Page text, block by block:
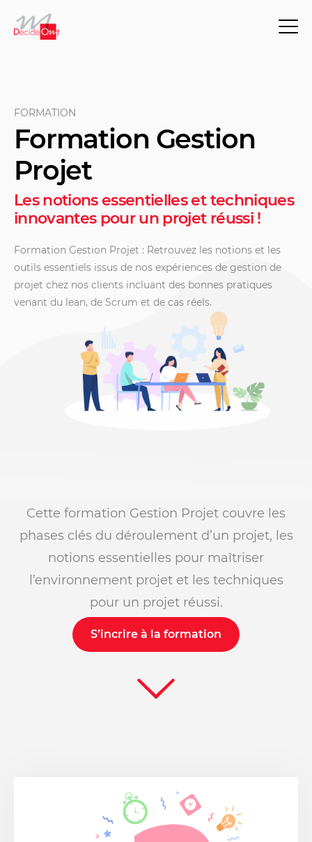
FORMATION
Formation Gestion
Projet
Les notions essentielles et techniques
innovantes pour un projet réussi !
Formation Gestion Projet : Retrouvez les notions et les
outils essentiels issus de nos expériences de gestion de
projet chez nos clients incluant des bonnes pratiques
venant du lean, de Scrum et de cas réels.
Cette formation Gestion Projet couvre les
phases clés du déroulement d’un projet, les
notions essentielles pour maîtriser
l’environnement projet et les techniques
pour un projet réussi.
S’incrire à la formation